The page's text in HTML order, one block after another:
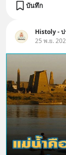
บันทึก
Histoly - ป
25 พ.ย.